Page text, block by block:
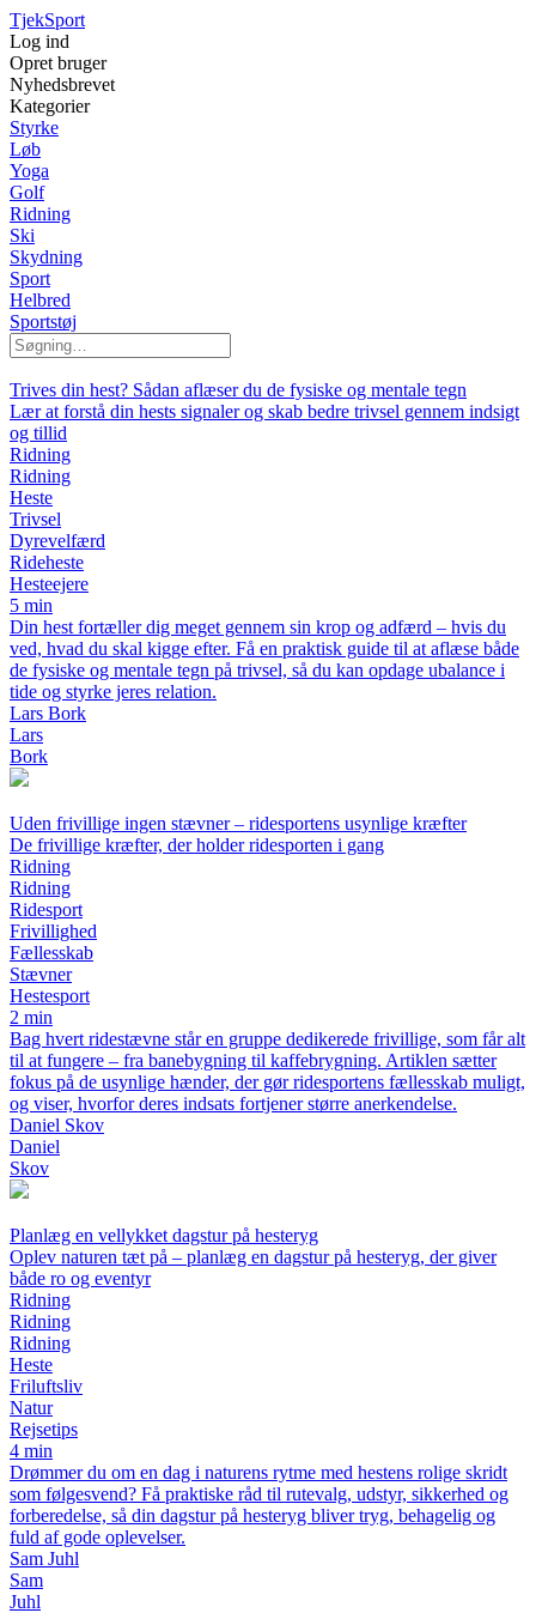
TjekSport
Log ind
Opret bruger
Nyhedsbrevet
Kategorier
Styrke
Løb
Yoga
Golf
Ridning
Ski
Skydning
Sport
Helbred
Sportstøj
Trives din hest? Sådan aflæser du de fysiske og mentale tegn
Lær at forstå din hests signaler og skab bedre trivsel gennem indsigt
og tillid
Ridning
Ridning
Heste
Trivsel
Dyrevelfærd
Rideheste
Hesteejere
5 min
Din hest fortæller dig meget gennem sin krop og adfærd – hvis du
ved, hvad du skal kigge efter. Få en praktisk guide til at aflæse både
de fysiske og mentale tegn på trivsel, så du kan opdage ubalance i
tide og styrke jeres relation.
Lars Bork
Lars
Bork
Uden frivillige ingen stævner – ridesportens usynlige kræfter
De frivillige kræfter, der holder ridesporten i gang
Ridning
Ridning
Ridesport
Frivillighed
Fællesskab
Stævner
Hestesport
2 min
Bag hvert ridestævne står en gruppe dedikerede frivillige, som får alt
til at fungere – fra banebygning til kaffebrygning. Artiklen sætter
fokus på de usynlige hænder, der gør ridesportens fællesskab muligt,
og viser, hvorfor deres indsats fortjener større anerkendelse.
Daniel Skov
Daniel
Skov
Planlæg en vellykket dagstur på hesteryg
Oplev naturen tæt på – planlæg en dagstur på hesteryg, der giver
både ro og eventyr
Ridning
Ridning
Ridning
Heste
Friluftsliv
Natur
Rejsetips
4 min
Drømmer du om en dag i naturens rytme med hestens rolige skridt
som følgesvend? Få praktiske råd til rutevalg, udstyr, sikkerhed og
forberedelse, så din dagstur på hesteryg bliver tryg, behagelig og
fuld af gode oplevelser.
Sam Juhl
Sam
Juhl